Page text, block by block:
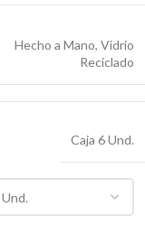
Hecho a Mano, Vidrio
Reciclado
Caja 6 Und.